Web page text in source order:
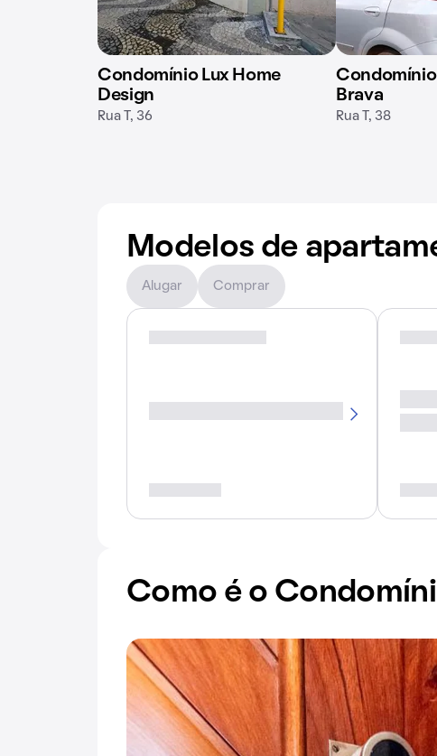
Condomínio Lux Home
Design
Rua T, 36
Brava
Rua T, 38
Modelos de
Alugar Comprar
Como é o